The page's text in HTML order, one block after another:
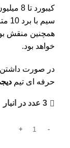
همچنین منقش
خواهد بود.
در صورت داشتن
حرفه ای تیم
3 عدد در انبار